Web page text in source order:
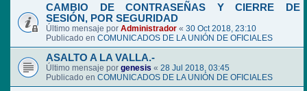
CAMBIO DE CONTRASEÑAS Y CIERRE DE
SESIÓN, POR SEGURIDAD
Último mensaje por Administrador « 30 Oct 2018, 23:10
Publicado en COMUNICADOS DE LA UNIÓN DE OFICIALES
ASALTO A LA VALLA.-
Último mensaje por genesis « 28 Jul 2018, 03:45
Publicado en COMUNICADOS DE LA UNIÓN DE OFICIALES